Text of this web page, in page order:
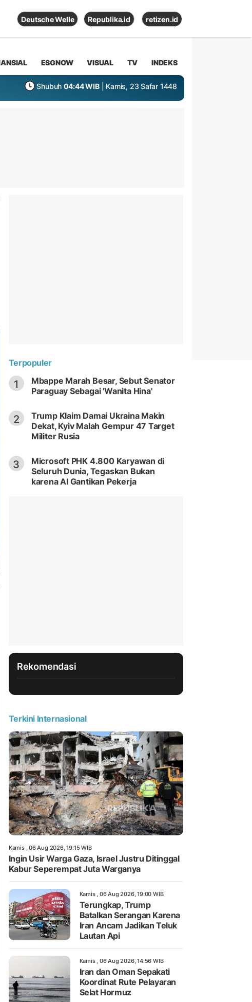
Deutsche Welle Republika.id retizen.id
ESGNOW VISUAL TV INDEKS
Shubuh 04:44 WIB | Kamis, 23 Safar 1448
Terpopuler
1
Mbappe Marah Besar, Sebut Senator
Paraguay Sebagai 'Wanita Hina'
2
Trump Klaim Damai Ukraina Makin
Dekat, Kyiv Malah Gempur 47 Target
Militer Rusia
3
Microsoft PHK 4.800 Karyawan di
Seluruh Dunia, Tegaskan Bukan
karena AI Gantikan Pekerja
Rekomendasi
Terkini Internasional
Kamis , 06 Aug 2026, 19:15 WIB
Ingin Usir Warga Gaza, Israel Justru Ditinggal
Kabur Seperempat Juta Warganya
Kamis , 06 Aug 2026, 19:00 WIB
Terungkap, Trump
Batalkan Serangan Karena
Iran Ancam Jadikan Teluk
Lautan Api
Kamis , 06 Aug 2026, 14:56 WIB
Iran dan Oman Sepakati
Koordinat Rute Pelayaran
Selat Hormuz